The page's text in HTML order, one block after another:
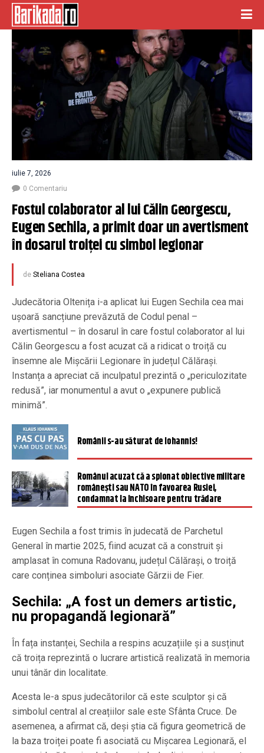
iulie 7, 2026
0 Comentariu
Fostul colaborator al lui Călin Georgescu,
Eugen Sechila, a primit doar un avertisment
în dosarul troiței cu simbol legionar
de Steliana Costea
Judecătoria Oltenița i-a aplicat lui Eugen Sechila cea mai
ușoară sancțiune prevăzută de Codul penal –
avertismentul – în dosarul în care fostul colaborator al lui
Călin Georgescu a fost acuzat că a ridicat o troiță cu
însemne ale Mișcării Legionare în județul Călărași.
Instanța a apreciat că inculpatul prezintă o „periculozitate
redusă”, iar monumentul a avut o „expunere publică
minimă”.
Românii s-au săturat de Iohannis!
Românul acuzat că a spionat obiective militare
românești sau NATO în favoarea Rusiei,
condamnat la închisoare pentru trădare
Eugen Sechila a fost trimis în judecată de Parchetul
General în martie 2025, fiind acuzat că a construit și
amplasat în comuna Radovanu, județul Călărași, o troiță
care conținea simboluri asociate Gărzii de Fier.
Sechila: „A fost un demers artistic,
nu propagandă legionară”
În fața instanței, Sechila a respins acuzațiile și a susținut
că troița reprezintă o lucrare artistică realizată în memoria
unui tânăr din localitate.
Acesta le-a spus judecătorilor că este sculptor și că
simbolul central al creațiilor sale este Sfânta Cruce. De
asemenea, a afirmat că, deși știa că figura geometrică de
la baza troiței poate fi asociată cu Mișcarea Legionară, el